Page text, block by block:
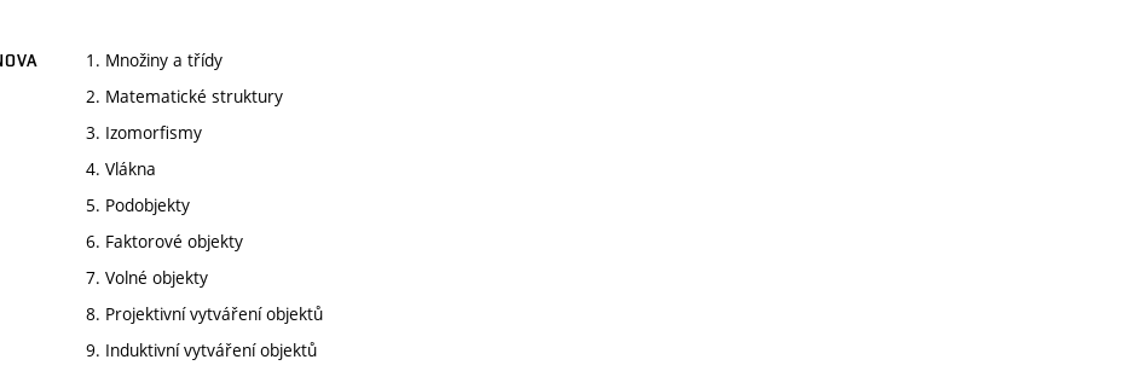
1. Množiny a třídy
2. Matematické struktury
3. Izomorfismy
4. Vlákna
5. Podobjekty
6. Faktorové objekty
7. Volné objekty
8. Projektivní vytváření objektů
9. Induktivní vytváření objektů